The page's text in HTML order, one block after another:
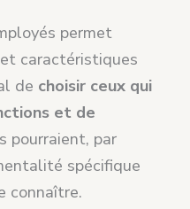
permet
caractéristiques
de choisir ceux qui
et de
pourraient, par
spécifique
connaître.